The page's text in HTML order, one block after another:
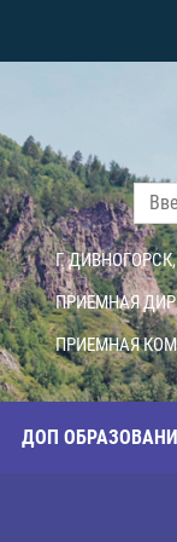
Г.
ПРИЕМНАЯ
ПРИЕМНАЯ
ДОП